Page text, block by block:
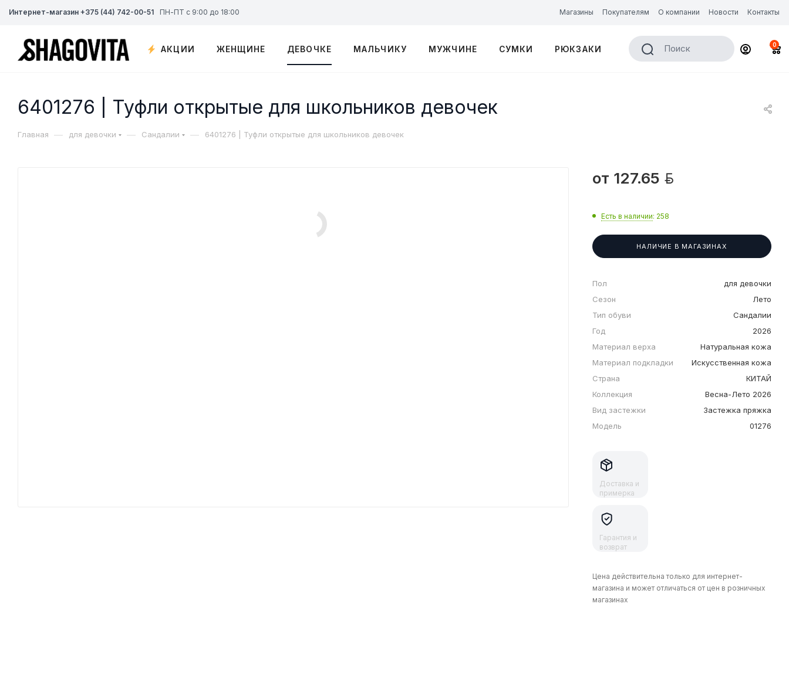
Интернет-магазин +375 (44) 742-00-51 ПН-ПТ с 9:00 до 18:00 Магазины Покупателям О компании Новости Контакты
АКЦИИ ЖЕНЩИНЕ ДЕВОЧКЕ МАЛЬЧИКУ МУЖЧИНЕ СУМКИ РЮКЗАКИ Поиск 0
6401276 | Туфли открытые для школьников девочек
Главная — для девочки — Сандалии — 6401276 | Туфли открытые для школьников девочек
от 127.65 
Есть в наличии: 258
НАЛИЧИЕ В МАГАЗИНАХ
Пол
для девочки
Сезон
Лето
Тип обуви
Сандалии
Год
2026
Материал верха
Натуральная кожа
Материал подкладки
Искусственная кожа
Страна
КИТАЙ
Коллекция
Весна-Лето 2026
Вид застежки
Застежка пряжка
Модель
01276
Доставка и
примерка
Гарантия и
возврат
Цена действительна только для интернет-
магазина и может отличаться от цен в розничных
магазинах